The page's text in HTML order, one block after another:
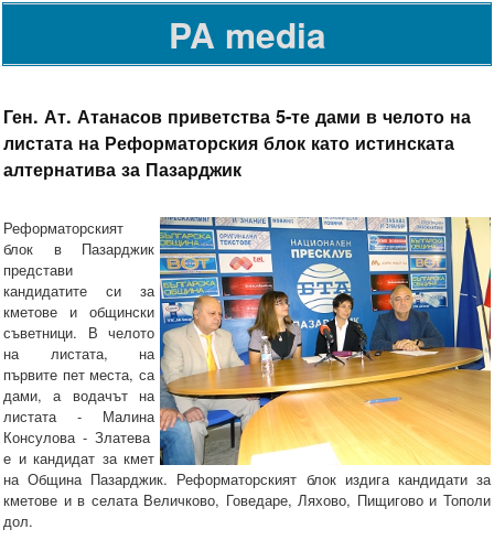
PA media
Ген. Ат. Атанасов приветства 5-те дами в челото на
листата на Реформаторския блок като истинската
алтернатива за Пазарджик
Реформаторският
блок в Пазарджик
представи
кандидатите си за
кметове и общински
съветници. В челото
на листата, на
първите пет места, са
дами, а водачът на
листата - Малина
Консулова - Златева
е и кандидат за кмет
на Община Пазарджик. Реформаторският блок издига кандидати за
кметове и в селата Величково, Говедаре, Ляхово, Пищигово и Тополи
дол.